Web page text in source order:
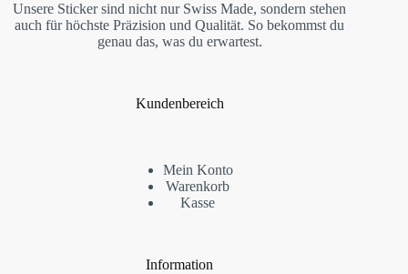
Unsere Sticker sind nicht nur Swiss Made, sondern stehen
auch für höchste Präzision und Qualität. So bekommst du
genau das, was du erwartest.
Kundenbereich
Mein Konto
Warenkorb
Kasse
Information